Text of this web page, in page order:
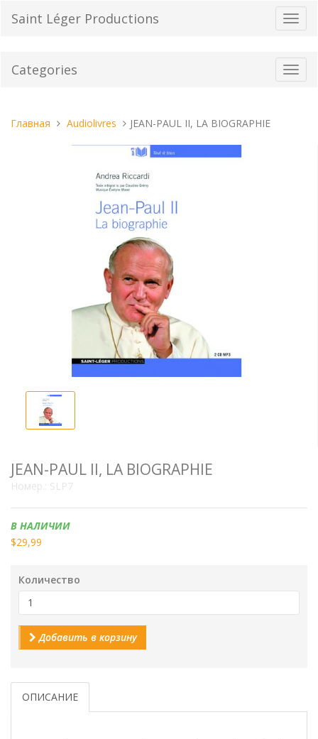
Saint Léger Productions
Categories
Вы
Главная Audiolivres JEAN-PAUL II, LA BIOGRAPHIE
JEAN-PAUL II, LA BIOGRAPHIE
Номер.: SLP7
Наличие:
В НАЛИЧИИ
$29,99
Количество
Добавить в корзину
ОПИСАНИЕ